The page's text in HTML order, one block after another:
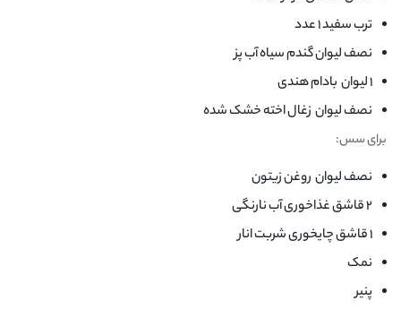
ترب سفید ۱ عدد
نصف لیوان گندم سیاه آب پز
۱ لیوان بادام هندی
نصف لیوان زغال اخته خشک شده
برای سس:
نصف لیوان روغن زیتون
۲ قاشق غذاخوری آب نارنگی
۱ قاشق چایخوری شربت انار
نمک
پنیر